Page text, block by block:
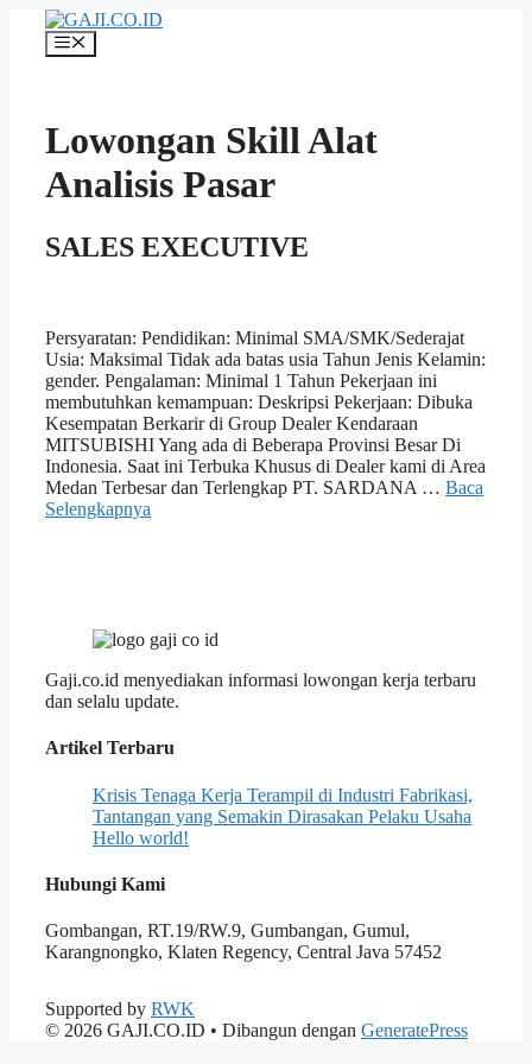
Langsung
Menu
Lowongan Skill Alat
Analisis Pasar
SALES EXECUTIVE
Persyaratan: Pendidikan: Minimal SMA/SMK/Sederajat
Usia: Maksimal Tidak ada batas usia Tahun Jenis Kelamin:
gender. Pengalaman: Minimal 1 Tahun Pekerjaan ini
membutuhkan kemampuan: Deskripsi Pekerjaan: Dibuka
Kesempatan Berkarir di Group Dealer Kendaraan
MITSUBISHI Yang ada di Beberapa Provinsi Besar Di
Indonesia. Saat ini Terbuka Khusus di Dealer kami di Area
Medan Terbesar dan Terlengkap PT. SARDANA … Baca
Selengkapnya
Gaji.co.id menyediakan informasi lowongan kerja terbaru
dan selalu update.
Artikel Terbaru
Krisis Tenaga Kerja Terampil di Industri Fabrikasi,
Tantangan yang Semakin Dirasakan Pelaku Usaha
Hello world!
Hubungi Kami
Gombangan, RT.19/RW.9, Gumbangan, Gumul,
Karangnongko, Klaten Regency, Central Java 57452
Supported by RWK
© 2026 GAJI.CO.ID • Dibangun dengan GeneratePress